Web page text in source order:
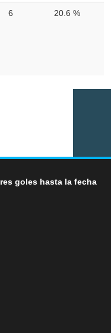
6 20.6 %
goles hasta la fecha